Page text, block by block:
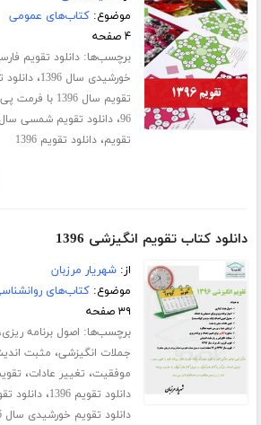
موضوع:کتاب‌های عمومی
۴ صفحه
برچسب‌ها:دانلود تقویم
خورشیدی سال 1396
،دانلود
تقویم سال 1396 با فرمت پی دی اف
96،دانلود تقویم شمسی سال
تقویم،دانلود تقویم 1396
دانلود کتاب تقویم انگیزشی 1396
از:شهریار مرزبان
موضوع:کتاب‌های
۳۹ صفحه
برچسب‌ها: اصول برنامه ریزی،
جملات انگیزشی، مثبت
موفقیت، تغییر عادات، تقویم
دانلود تقویم 1396 ،دانلود
دانلود تقویم خورشیدی سال 1396